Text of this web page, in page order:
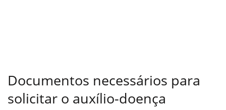
Documentos necessários para
solicitar o auxílio-doença